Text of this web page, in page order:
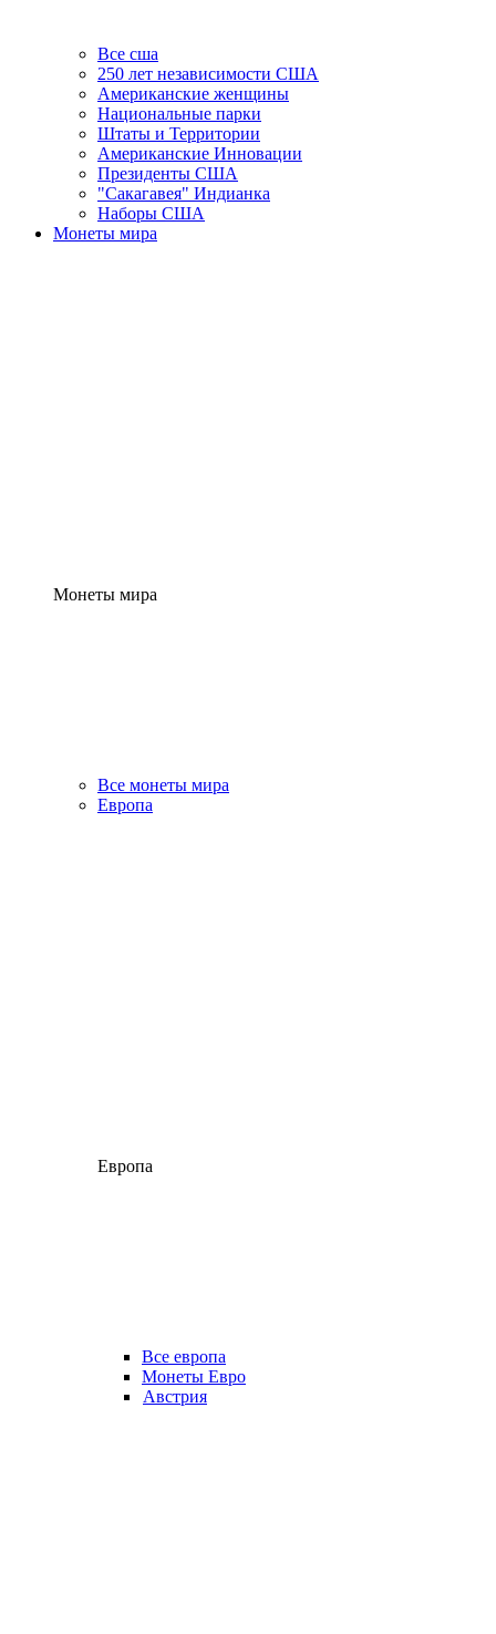
Все сша
250 лет независимости США
Американские женщины
Национальные парки
Штаты и Территории
Американские Инновации
Президенты США
"Сакагавея" Индианка
Наборы США
Монеты мира
Монеты мира
Все монеты мира
Европа
Европа
Все европа
Монеты Евро
Австрия